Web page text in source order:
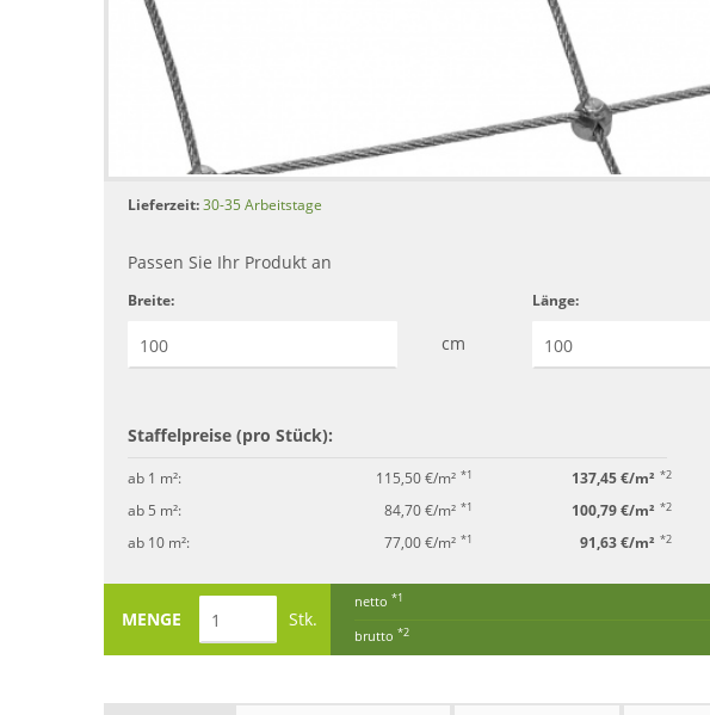
Lieferzeit:30-35 Arbeitstage
Passen Sie Ihr Produkt an
Breite:
cm
Länge:
Staffelpreise (pro Stück):
ab 1 m²: 115,50 €/m² *1 137,45 €/m² *2
ab 5 m²: 84,70 €/m² *1 100,79 €/m² *2
ab 10 m²: 77,00 €/m² *1 91,63 €/m² *2
MENGE Stk.
netto *1
brutto *2